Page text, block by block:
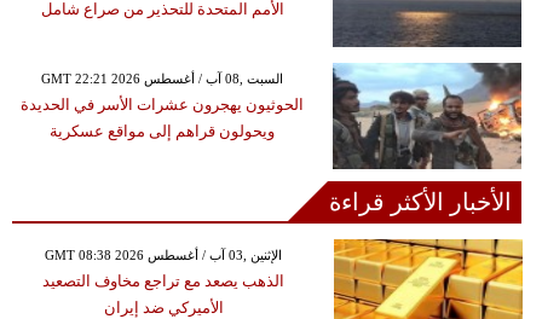
الأمم المتحدة للتحذير من صراع شامل
GMT 22:21 2026 السبت ,08 آب / أغسطس
الحوثيون يهجرون عشرات الأسر في الحديدة
ويحولون قراهم إلى مواقع عسكرية
الأخبار الأكثر قراءة
GMT 08:38 2026 الإثنين ,03 آب / أغسطس
الذهب يصعد مع تراجع مخاوف التصعيد
الأميركي ضد إيران